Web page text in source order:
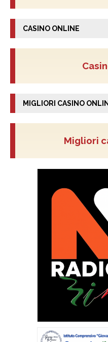
CASINO ONLINE
MIGLIORI CASINO
Migliori